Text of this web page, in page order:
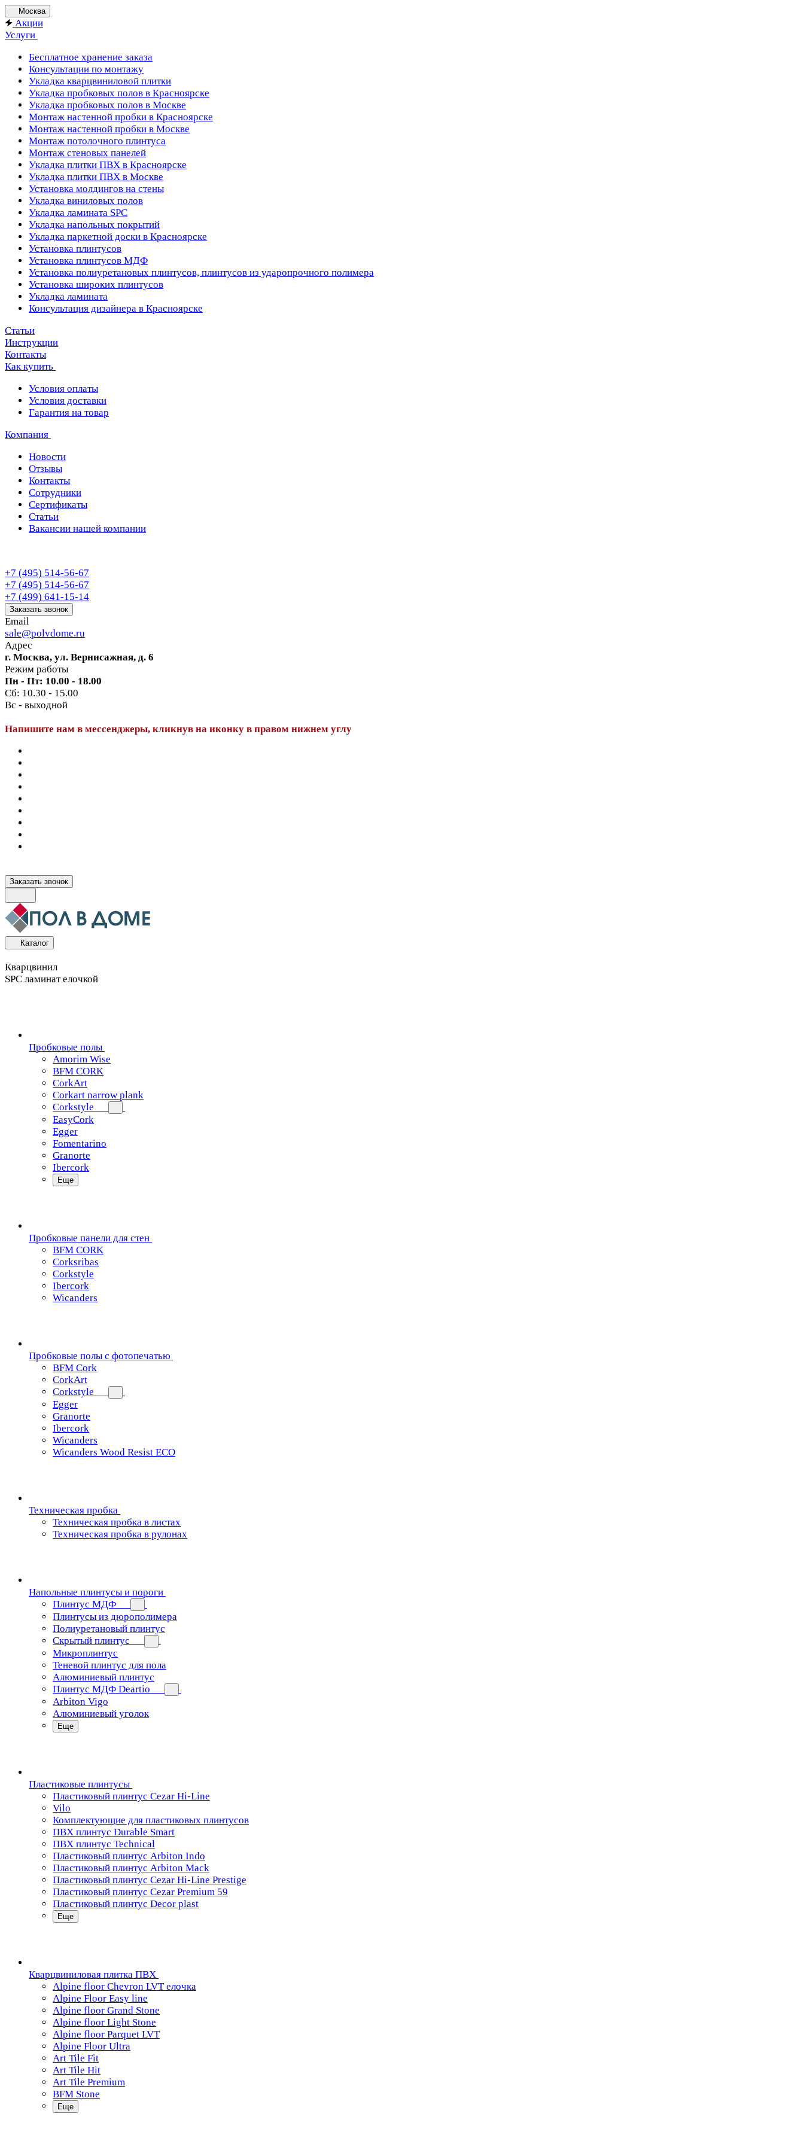
Москва
Акции
Услуги
Бесплатное хранение заказа
Консультации по монтажу
Укладка кварцвиниловой плитки
Укладка пробковых полов в Красноярске
Укладка пробковых полов в Москве
Монтаж настенной пробки в Красноярске
Монтаж настенной пробки в Москве
Монтаж потолочного плинтуса
Монтаж стеновых панелей
Укладка плитки ПВХ в Красноярске
Укладка плитки ПВХ в Москве
Установка молдингов на стены
Укладка виниловых полов
Укладка ламината SPC
Укладка напольных покрытий
Укладка паркетной доски в Красноярске
Установка плинтусов
Установка плинтусов МДФ
Установка полиуретановых плинтусов, плинтусов из ударопрочного полимера
Установка широких плинтусов
Укладка ламината
Консультация дизайнера в Красноярске
Статьи
Инструкции
Контакты
Как купить
Условия оплаты
Условия доставки
Гарантия на товар
Компания
Новости
Отзывы
Контакты
Сотрудники
Сертификаты
Статьи
Вакансии нашей компании
+7 (495) 514-56-67
+7 (495) 514-56-67
+7 (499) 641-15-14
Заказать звонок
Email
sale@polvdome.ru
Адрес
г. Москва, ул. Вернисажная, д. 6
Режим работы
Пн - Пт: 10.00 - 18.00
Сб: 10.30 - 15.00
Вс - выходной
Напишите нам в мессенджеры, кликнув на иконку в правом нижнем углу
Заказать звонок
Каталог
Кварцвинил
SPC ламинат елочкой
Пробковые полы
Amorim Wise
BFM CORK
CorkArt
Corkart narrow plank
Corkstyle
EasyCork
Egger
Fomentarino
Granorte
Ibercork
Еще
Пробковые панели для стен
BFM CORK
Corksribas
Corkstyle
Ibercork
Wicanders
Пробковые полы с фотопечатью
BFM Cork
CorkArt
Corkstyle
Egger
Granorte
Ibercork
Wicanders
Wicanders Wood Resist ECO
Техническая пробка
Техническая пробка в листах
Техническая пробка в рулонах
Напольные плинтусы и пороги
Плинтус МДФ
Плинтусы из дюрополимера
Полиуретановый плинтус
Скрытый плинтус
Микроплинтус
Теневой плинтус для пола
Алюминиевый плинтус
Плинтус МДФ Deartio
Arbiton Vigo
Алюминиевый уголок
Еще
Пластиковые плинтусы
Пластиковый плинтус Cezar Hi-Line
Vilo
Комплектующие для пластиковых плинтусов
ПВХ плинтус Durable Smart
ПВХ плинтус Technical
Пластиковый плинтус Arbiton Indo
Пластиковый плинтус Arbiton Mack
Пластиковый плинтус Cezar Hi-Line Prestige
Пластиковый плинтус Cezar Premium 59
Пластиковый плинтус Decor plast
Еще
Кварцвиниловая плитка ПВХ
Alpine floor Chevron LVT елочка
Alpine Floor Easy line
Alpine floor Grand Stone
Alpine floor Light Stone
Alpine floor Parquet LVT
Alpine Floor Ultra
Art Tile Fit
Art Tile Hit
Art Tile Premium
BFM Stone
Еще